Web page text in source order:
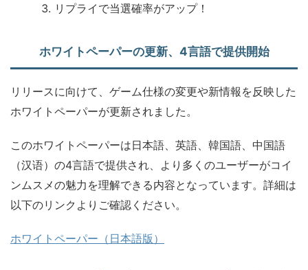
リプライで当選確率がアップ！
ホワイトペーパーの更新、4言語で提供開始
リリースに向けて、ゲーム仕様の変更や新情報を反映した
ホワイトペーパーが更新されました。
このホワイトペーパーは日本語、英語、韓国語、中国語
（汉语）の4言語で提供され、より多くのユーザーがコイ
ンムスメの魅力を理解できる内容となっています。詳細は
以下のリンクよりご確認ください。
ホワイトペーパー（日本語版）